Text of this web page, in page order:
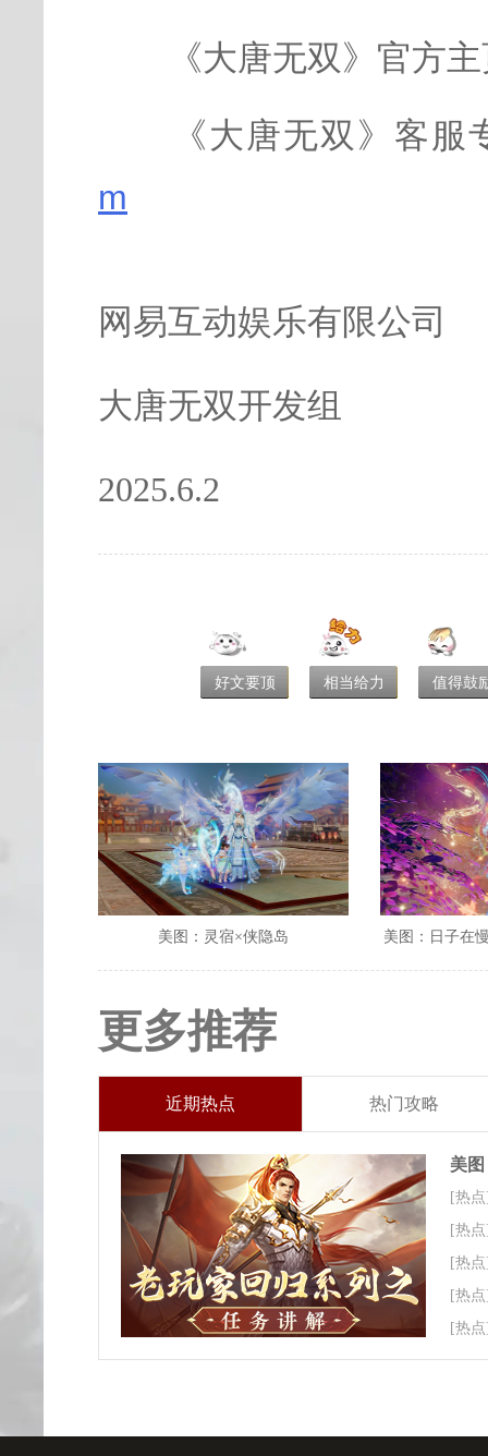
《大唐无双》官方主
《大唐无双》客服
m
网易互动娱乐有限公司
大唐无双开发组
2025.6.2
好文要顶 相当给力 值得鼓
美图：灵宿×侠隐岛 美图：日子在
更多推荐
近期热点 热门攻略
美
[热
[热
[热
[热
[热